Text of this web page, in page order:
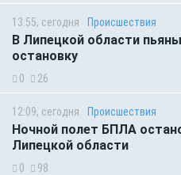
13:55, сегодня Происшествия
В Липецкой области
остановку
0 26
12:09, сегодня Происшествия
Ночной полет БПЛА
Липецкой области
0 98